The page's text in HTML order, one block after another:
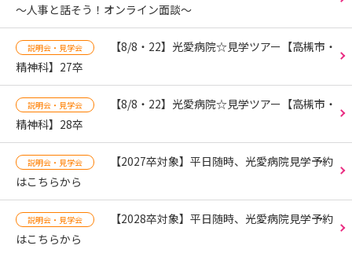
～人事と話そう！オンライン面談～
説明会・見学会
【8/8・22】光愛病院☆見学ツアー【高槻市・
精神科】27卒
説明会・見学会
【8/8・22】光愛病院☆見学ツアー【高槻市・
精神科】28卒
説明会・見学会
【2027卒対象】平日随時、光愛病院見学予約
はこちらから
説明会・見学会
【2028卒対象】平日随時、光愛病院見学予約
はこちらから